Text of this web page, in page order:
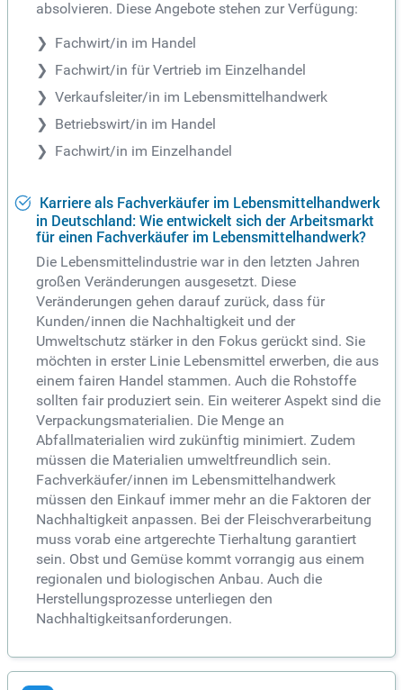
absolvieren. Diese Angebote stehen zur Verfügung:
Fachwirt/in im Handel
Fachwirt/in für Vertrieb im Einzelhandel
Verkaufsleiter/in im Lebensmittelhandwerk
Betriebswirt/in im Handel
Fachwirt/in im Einzelhandel
Karriere als Fachverkäufer im Lebensmittelhandwerk
in Deutschland: Wie entwickelt sich der Arbeitsmarkt
für einen Fachverkäufer im Lebensmittelhandwerk?
Die Lebensmittelindustrie war in den letzten Jahren
großen Veränderungen ausgesetzt. Diese
Veränderungen gehen darauf zurück, dass für
Kunden/innen die Nachhaltigkeit und der
Umweltschutz stärker in den Fokus gerückt sind. Sie
möchten in erster Linie Lebensmittel erwerben, die aus
einem fairen Handel stammen. Auch die Rohstoffe
sollten fair produziert sein. Ein weiterer Aspekt sind die
Verpackungsmaterialien. Die Menge an
Abfallmaterialien wird zukünftig minimiert. Zudem
müssen die Materialien umweltfreundlich sein.
Fachverkäufer/innen im Lebensmittelhandwerk
müssen den Einkauf immer mehr an die Faktoren der
Nachhaltigkeit anpassen. Bei der Fleischverarbeitung
muss vorab eine artgerechte Tierhaltung garantiert
sein. Obst und Gemüse kommt vorrangig aus einem
regionalen und biologischen Anbau. Auch die
Herstellungsprozesse unterliegen den
Nachhaltigkeitsanforderungen.